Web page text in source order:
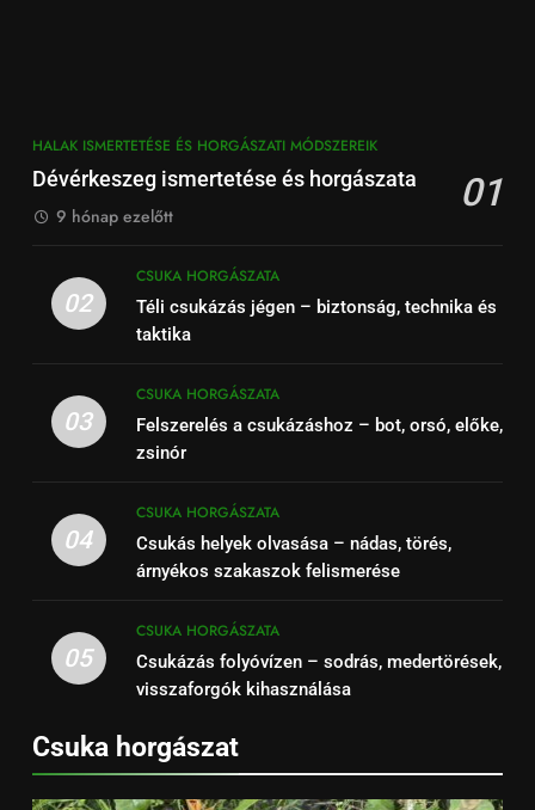
HALAK ISMERTETÉSE ÉS HORGÁSZATI MÓDSZEREIK
Dévérkeszeg ismertetése és horgászata 01
9 hónap ezelőtt
02
CSUKA HORGÁSZATA
Téli csukázás jégen – biztonság, technika és
taktika
03
CSUKA HORGÁSZATA
Felszerelés a csukázáshoz – bot, orsó, előke,
zsinór
04
CSUKA HORGÁSZATA
Csukás helyek olvasása – nádas, törés,
árnyékos szakaszok felismerése
05
CSUKA HORGÁSZATA
Csukázás folyóvízen – sodrás, medertörések,
visszaforgók kihasználása
Csuka horgászat